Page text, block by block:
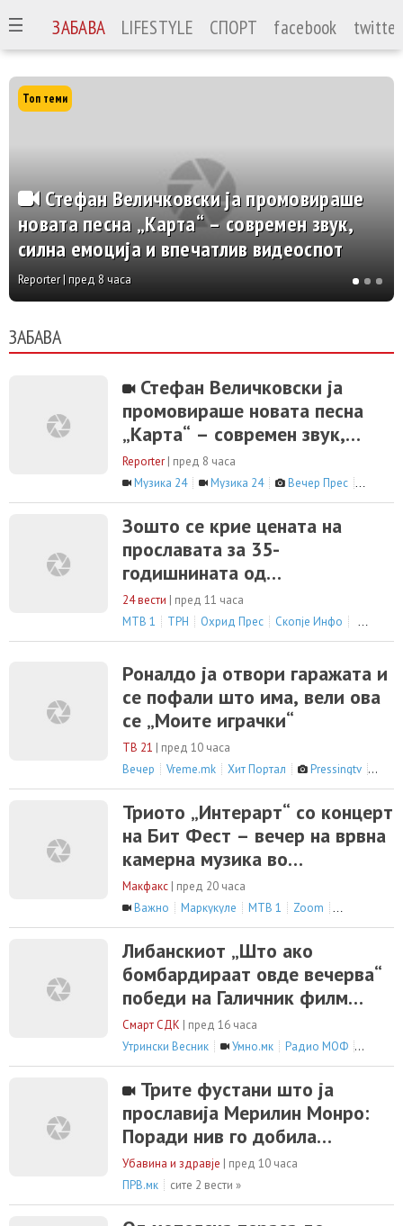
ЗАБАВА LIFESTYLE СПОРТ facebook twitter
Топ теми
Стефан Величковски ја промовираше
новата песна „Карта“ – современ звук,
силна емоција и впечатлив видеоспот
Reporter | пред 8 часа
ЗАБАВА
Стефан Величковски ја
промовираше новата песна
„Карта“ – современ звук,
силна емоција и впечатлив
видеоспот
Reporter | пред 8 часа
Музика 24
Музика 24 Вечер Прес Вечер
Зошто се крие цената на
прославата за 35-
годишнината од
независноста?
24 вести | пред 11 часа
МТВ 1
ТРН Охрид Прес Скопје Инфо сите 9
Роналдо ја отвори гаражата и
се пофали што има, вели ова
се „Моите играчки“
ТВ 21 | пред 10 часа
Вечер
Vreme.mk Хит Портал Pressingtv сите
Триото „Интерарт“ со концерт
на Бит Фест – вечер на врвна
камерна музика во
Офицерскиот дом
Макфакс | пред 20 часа
Важно
Маркукуле МТВ 1 Zoom сите 9 вести
Либанскиот „Што ако
бомбардираат овде вечерва“
победи на Галичник филм
фестивал
Смарт СДК | пред 16 часа
Утрински Весник
Умно.мк Радио МОФ Умно.мк
Трите фустани што ја
прославија Мерилин Монро:
Поради нив го добила
статусот на секс-симбол!
Убавина и здравје | пред 10 часа
ПРВ.мк
сите 2 вести »